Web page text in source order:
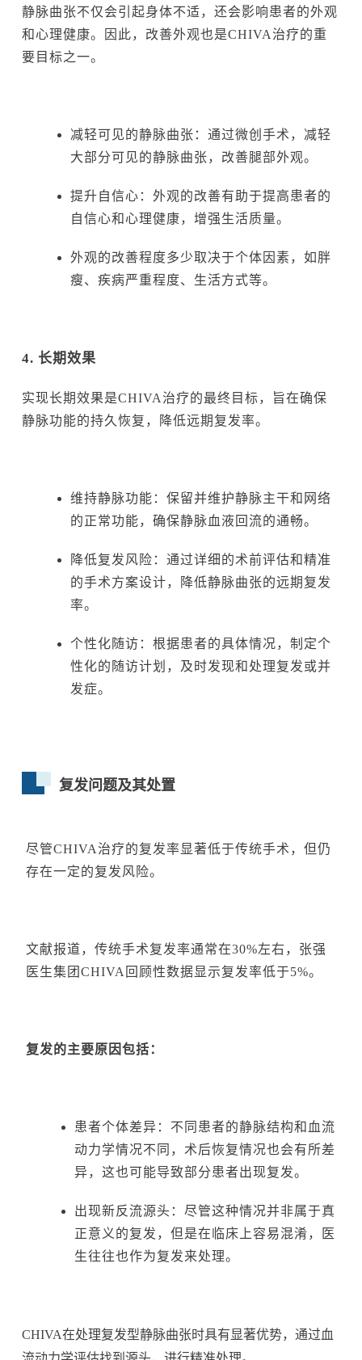
静脉曲张不仅会引起身体不适，还会影响患者的外观
和心理健康。因此，改善外观也是CHIVA治疗的重
要目标之一。
减轻可见的静脉曲张：通过微创手术，减轻
大部分可见的静脉曲张，改善腿部外观。
提升自信心：外观的改善有助于提高患者的
自信心和心理健康，增强生活质量。
外观的改善程度多少取决于个体因素，如胖
瘦、疾病严重程度、生活方式等。
4. 长期效果
实现长期效果是CHIVA治疗的最终目标，旨在确保
静脉功能的持久恢复，降低远期复发率。
维持静脉功能：保留并维护静脉主干和网络
的正常功能，确保静脉血液回流的通畅。
降低复发风险：通过详细的术前评估和精准
的手术方案设计，降低静脉曲张的远期复发
率。
个性化随访：根据患者的具体情况，制定个
性化的随访计划，及时发现和处理复发或并
发症。
复发问题及其处置
尽管CHIVA治疗的复发率显著低于传统手术，但仍
存在一定的复发风险。
文献报道，传统手术复发率通常在30%左右，张强
医生集团CHIVA回顾性数据显示复发率低于5%。
复发的主要原因包括：
患者个体差异：不同患者的静脉结构和血流
动力学情况不同，术后恢复情况也会有所差
异，这也可能导致部分患者出现复发。
出现新反流源头：尽管这种情况并非属于真
正意义的复发，但是在临床上容易混淆，医
生往往也作为复发来处理。
CHIVA在处理复发型静脉曲张时具有显著优势，通过血